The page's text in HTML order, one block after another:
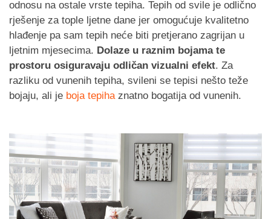
odnosu na ostale vrste tepiha. Tepih od svile je odlično
rješenje za tople ljetne dane jer omogućuje kvalitetno
hlađenje pa sam tepih neće biti pretjerano zagrijan u
ljetnim mjesecima. Dolaze u raznim bojama te
prostoru osiguravaju odličan vizualni efekt. Za
razliku od vunenih tepiha, svileni se tepisi nešto teže
bojaju, ali je boja tepiha znatno bogatija od vunenih.